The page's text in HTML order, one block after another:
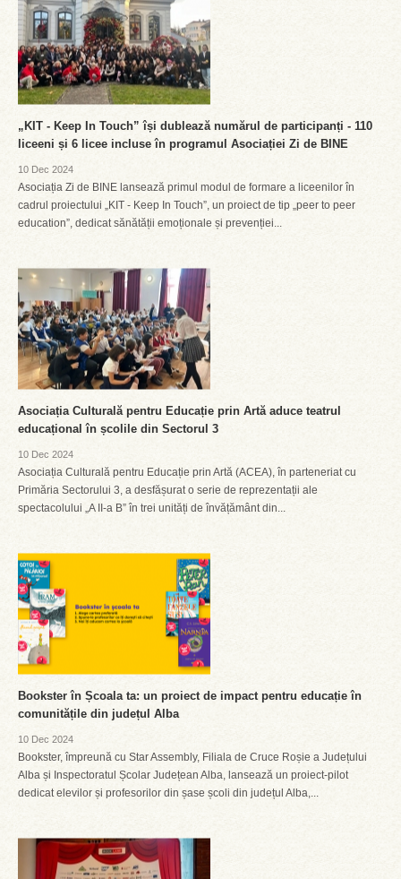
„KIT - Keep In Touch” își dublează numărul de participanți - 110
liceeni și 6 licee incluse în programul Asociației Zi de BINE
10 Dec 2024
Asociația Zi de BINE lansează primul modul de formare a liceenilor în
cadrul proiectului „KIT - Keep In Touch”, un proiect de tip „peer to peer
education”, dedicat sănătății emoționale și prevenției...
Asociația Culturală pentru Educație prin Artă aduce teatrul
educațional în școlile din Sectorul 3
10 Dec 2024
Asociația Culturală pentru Educație prin Artă (ACEA), în parteneriat cu
Primăria Sectorului 3, a desfășurat o serie de reprezentații ale
spectacolului „A II-a B” în trei unități de învățământ din...
Bookster în Școala ta: un proiect de impact pentru educație în
comunitățile din județul Alba
10 Dec 2024
Bookster, împreună cu Star Assembly, Filiala de Cruce Roșie a Județului
Alba și Inspectoratul Școlar Județean Alba, lansează un proiect-pilot
dedicat elevilor și profesorilor din șase școli din județul Alba,...